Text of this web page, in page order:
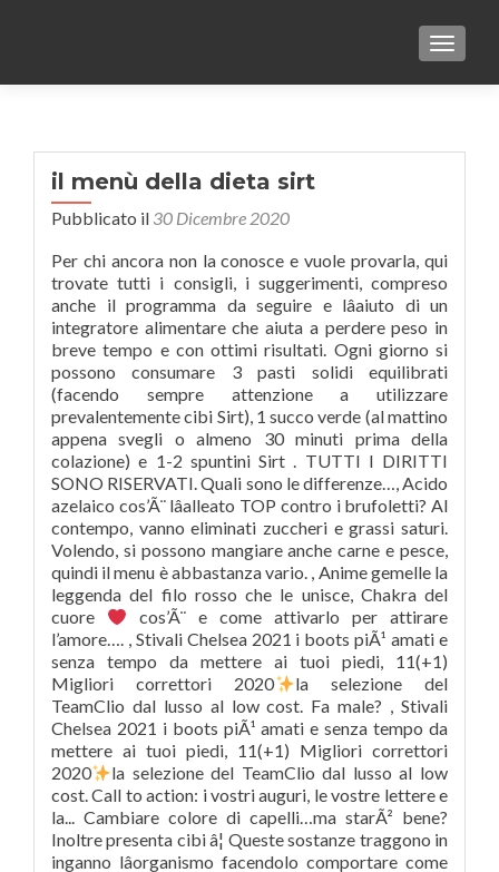
il menù della dieta sirt
Pubblicato il 30 Dicembre 2020
Per chi ancora non la conosce e vuole provarla, qui
trovate tutti i consigli, i suggerimenti, compreso
anche il programma da seguire e lâaiuto di un
integratore alimentare che aiuta a perdere peso in
breve tempo e con ottimi risultati. Ogni giorno si
possono consumare 3 pasti solidi equilibrati
(facendo sempre attenzione a utilizzare
prevalentemente cibi Sirt), 1 succo verde (al mattino
appena svegli o almeno 30 minuti prima della
colazione) e 1-2 spuntini Sirt . TUTTI I DIRITTI
SONO RISERVATI. Quali sono le differenze…, Acido
azelaico cos’Ã¨ lâalleato TOP contro i brufoletti? Al
contempo, vanno eliminati zuccheri e grassi saturi.
Volendo, si possono mangiare anche carne e pesce,
quindi il menu è abbastanza vario. , Anime gemelle la
leggenda del filo rosso che le unisce, Chakra del
cuore
cos’Ã¨ e come attivarlo per attirare
l’amore…. , Stivali Chelsea 2021 i boots piÃ¹ amati e
senza tempo da mettere ai tuoi piedi, 11(+1)
Migliori correttori 2020
la selezione del
TeamClio dal lusso al low cost. Fa male? , Stivali
Chelsea 2021 i boots piÃ¹ amati e senza tempo da
mettere ai tuoi piedi, 11(+1) Migliori correttori
2020
la selezione del TeamClio dal lusso al low
cost. Call to action: i vostri auguri, le vostre lettere e
la... Cambiare colore di capelli…ma starÃ² bene?
Inoltre presenta cibi â¦ Queste sostanze traggono in
inganno lâorganismo facendolo comportare come